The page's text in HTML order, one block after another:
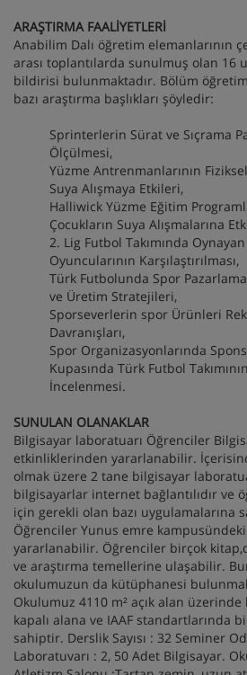
ARAŞTIRMA FAALİYETLERİ
Anabilim Dalı öğretim elemanlarının
arası toplantılarda sunulmuş olan 16
bildirisi bulunmaktadır. Bölüm öğretim
bazı araştırma başlıkları şöyledir:
Sprinterlerin Sürat ve Sıçrama
Ölçülmesi,
Yüzme Antrenmanlarının
Suya Alışmaya Etkileri,
Halliwick Yüzme Eğitim
Çocukların Suya Alışmalarına
2. Lig Futbol Takımında
Oyuncularının Karşılaştırılması,
Türk Futbolunda Spor
ve Üretim Stratejileri,
Sporseverlerin spor Ürünleri
Davranışları,
Spor Organizasyonlarında
Kupasında Türk Futbol
İncelenmesi.
SUNULAN OLANAKLAR
Bilgisayar laboratuarı Öğrenciler
etkinliklerinden yararlanabilir.
olmak üzere 2 tane bilgisayar
bilgisayarlar internet bağlantılıdır ve
için gerekli olan bazı uygulamalarına
Öğrenciler Yunus emre
yararlanabilir. Öğrenciler birçok
ve araştırma temellerine ulaşabilir.
okulumuzun da kütüphanesi
Okulumuz 4110 m² açık alan
kapalı alana ve IAAF standartlarında
sahiptir. Derslik Sayısı : 32 Seminer
Laboratuvarı : 2, 50 Adet Bilgisayar.